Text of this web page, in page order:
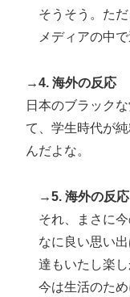
そうそう。た
メディアの中
→4. 海外の反応
日本のブラック
て、学生時代が
んだよな。
→5. 海外の反応
それ、まさに
なに良い思い
達もいたし楽
今は生活のた